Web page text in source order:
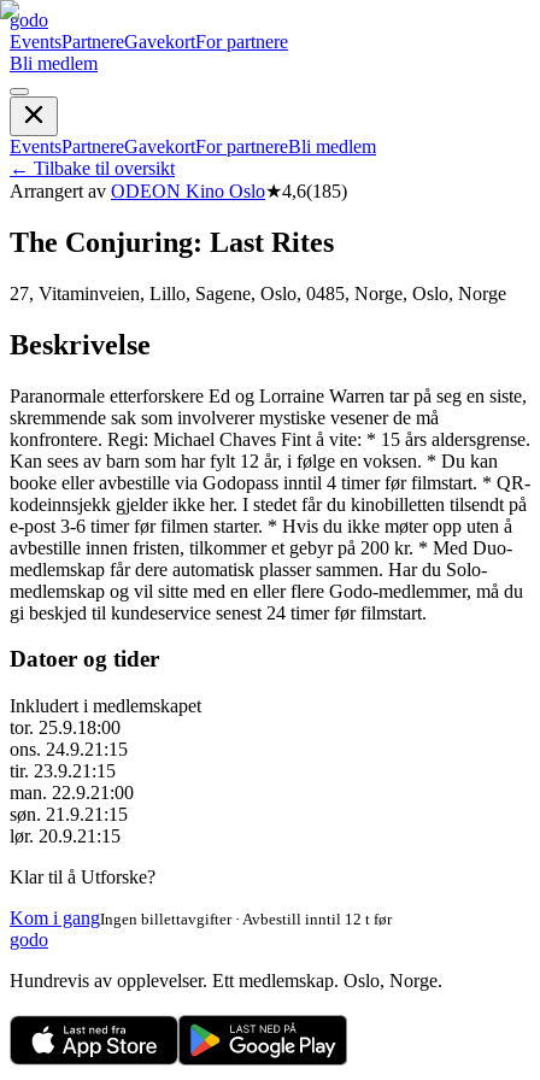
godo
EventsPartnereGavekortFor partnere
Bli medlem
EventsPartnereGavekortFor partnereBli medlem
← Tilbake til oversikt
Arrangert av ODEON Kino Oslo★4,6(185)
The Conjuring: Last Rites
27, Vitaminveien, Lillo, Sagene, Oslo, 0485, Norge, Oslo, Norge
Beskrivelse
Paranormale etterforskere Ed og Lorraine Warren tar på seg en siste,
skremmende sak som involverer mystiske vesener de må
konfrontere. Regi: Michael Chaves Fint å vite: * 15 års aldersgrense.
Kan sees av barn som har fylt 12 år, i følge en voksen. * Du kan
booke eller avbestille via Godopass inntil 4 timer før filmstart. * QR-
kodeinnsjekk gjelder ikke her. I stedet får du kinobilletten tilsendt på
e-post 3-6 timer før filmen starter. * Hvis du ikke møter opp uten å
avbestille innen fristen, tilkommer et gebyr på 200 kr. * Med Duo-
medlemskap får dere automatisk plasser sammen. Har du Solo-
medlemskap og vil sitte med en eller flere Godo-medlemmer, må du
gi beskjed til kundeservice senest 24 timer før filmstart.
Datoer og tider
Inkludert i medlemskapet
tor. 25.9.18:00
ons. 24.9.21:15
tir. 23.9.21:15
man. 22.9.21:00
søn. 21.9.21:15
lør. 20.9.21:15
Klar til å Utforske?
Kom i gangIngen billettavgifter · Avbestill inntil 12 t før
godo
Hundrevis av opplevelser. Ett medlemskap. Oslo, Norge.